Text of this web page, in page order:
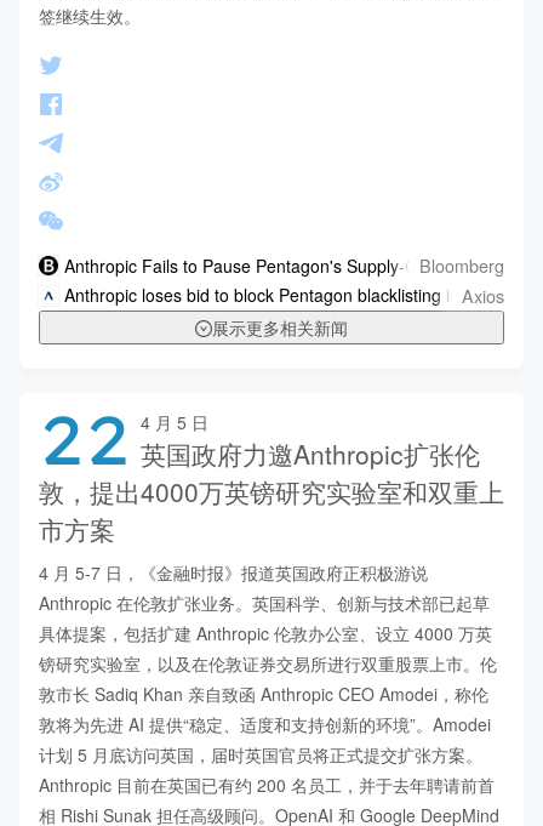
签继续生效。
Anthropic Fails to Pause Pentagon's Supply-Chain Risk
Bloomberg
Anthropic loses bid to block Pentagon blacklisting in DC court
Axios
展示更多相关新闻
22 4 月 5 日
英国政府力邀Anthropic扩张伦
敦，提出4000万英镑研究实验室和双重上
市方案
4 月 5-7 日，《金融时报》报道英国政府正积极游说
Anthropic 在伦敦扩张业务。英国科学、创新与技术部已起草
具体提案，包括扩建 Anthropic 伦敦办公室、设立 4000 万英
镑研究实验室，以及在伦敦证券交易所进行双重股票上市。伦
敦市长 Sadiq Khan 亲自致函 Anthropic CEO Amodei，称伦
敦将为先进 AI 提供“稳定、适度和支持创新的环境”。Amodei
计划 5 月底访问英国，届时英国官员将正式提交扩张方案。
Anthropic 目前在英国已有约 200 名员工，并于去年聘请前首
相 Rishi Sunak 担任高级顾问。OpenAI 和 Google DeepMind